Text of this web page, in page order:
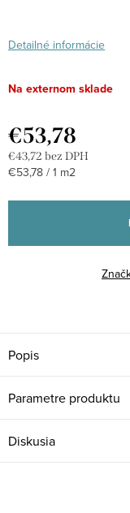
Detailné informácie
Na externom sklade
€53,78
€43,72 bez DPH
Jednotková
€53,78 / 1 m2
Popis
Parametre produktu
Diskusia